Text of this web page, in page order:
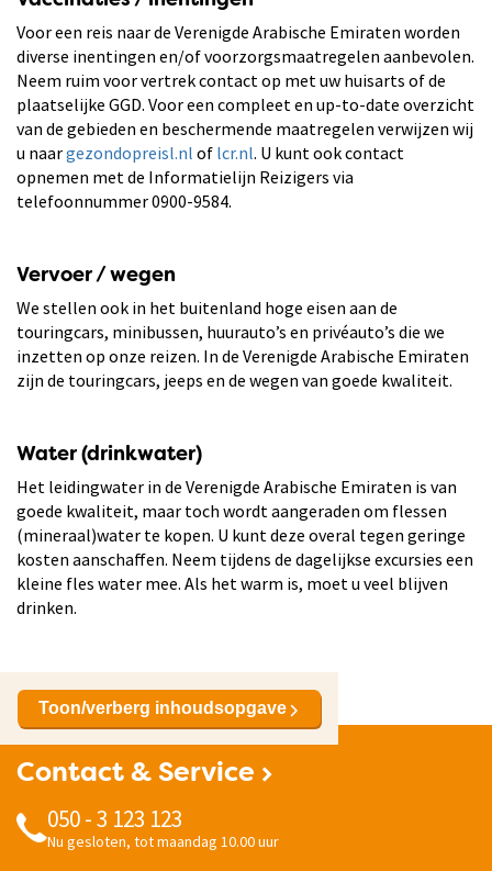
Voor een reis naar de Verenigde Arabische Emiraten worden
diverse inentingen en/of voorzorgsmaatregelen aanbevolen.
Neem ruim voor vertrek contact op met uw huisarts of de
plaatselijke GGD. Voor een compleet en up-to-date overzicht
van de gebieden en beschermende maatregelen verwijzen wij
u naargezondopreisl.nl of lcr.nl. U kunt ook contact
opnemen met de Informatielijn Reizigers via
telefoonnummer 0900-9584.
Vervoer / wegen
We stellen ook in het buitenland hoge eisen aan de
touringcars, minibussen, huurauto’s en privéauto’s die we
inzetten op onze reizen. In de Verenigde Arabische Emiraten
zijn de touringcars, jeeps en de wegen van goede kwaliteit.
Water (drinkwater)
Het leidingwater in de Verenigde Arabische Emiraten is van
goede kwaliteit, maar toch wordt aangeraden om flessen
(mineraal)water te kopen. U kunt deze overal tegen geringe
kosten aanschaffen. Neem tijdens de dagelijkse excursies een
kleine fles water mee. Als het warm is, moet u veel blijven
drinken.
Toon/verberg inhoudsopgave
Contact & Service
050 - 3 123 123
Nu gesloten, tot maandag 10.00 uur